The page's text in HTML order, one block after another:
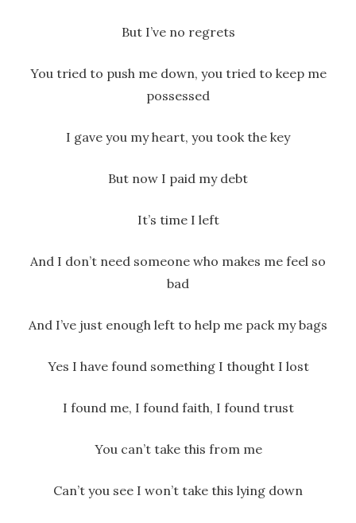
But I’ve no regrets
You tried to push me down, you tried to keep me
possessed
I gave you my heart, you took the key
But now I paid my debt
It’s time I left
And I don’t need someone who makes me feel so
bad
And I’ve just enough left to help me pack my bags
Yes I have found something I thought I lost
I found me, I found faith, I found trust
You can’t take this from me
Can’t you see I won’t take this lying down